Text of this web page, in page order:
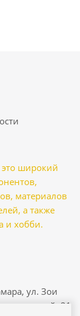
это широкий
материалов
а также
и хобби.
ул. Зои
21